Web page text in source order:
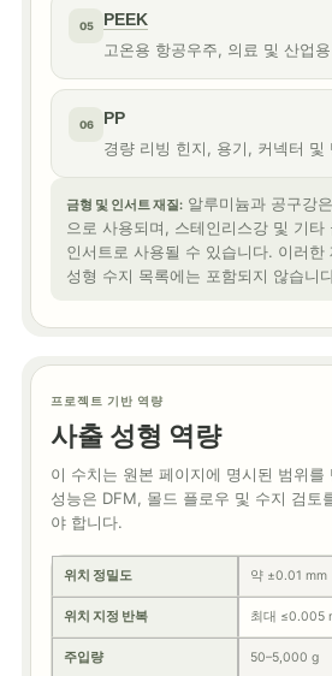
05
PEEK
고온용 항공우주, 의료 및 산업
06
PP
경량 리빙 힌지, 용기, 커넥터 및
금형 및 인서트 재질: 알루미늄과 공구강
으로 사용되며, 스테인리스강 및 기타
인서트로 사용될 수 있습니다. 이러한
성형 수지 목록에는 포함되지 않습니
프로젝트 기반 역량
사출 성형 역량
이 수치는 원본 페이지에 명시된 범위를
성능은 DFM, 몰드 플로우 및 수지 검토
야 합니다.
위치 정밀도 약 ±0.01 mm
위치 지정 반복 최대 ≤0.005
주입량 50–5,000 g